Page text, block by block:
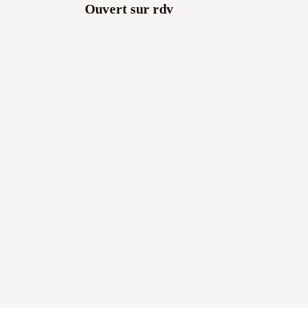
Ouvert sur rdv